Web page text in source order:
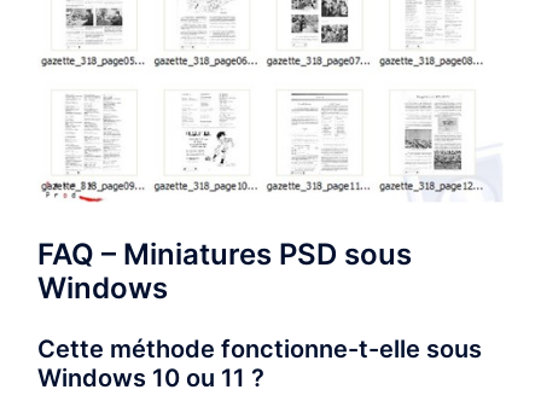
FAQ – Miniatures PSD sous
Windows
Cette méthode fonctionne-t-elle sous
Windows 10 ou 11 ?